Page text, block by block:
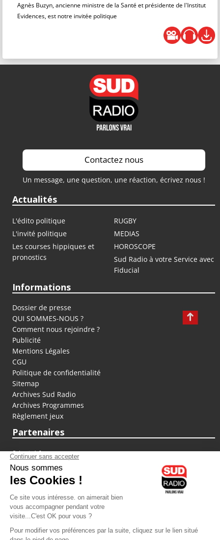
Agnès Buzyn, ancienne ministre de la Santé et présidente de l'Institut
Evidences, est notre invitée politique
Contactez nous
Un message, une question, une réaction, écrivez nous !
Actualités
L'édito politique
RUGBY
L'invité politique
MEDIAS
Les courses hippiques et
pronostics
HOROSCOPE
Sud Radio à votre Service avec
Fiducial
Informations
Dossier de presse
QUI SOMMES-NOUS ?
Comment nous rejoindre ?
Publicité
Mentions Légales
CGU
Politique de confidentialité
Sitemap
Archives Sud Radio
Archives Programmes
Règlement jeux
Partenaires
fiducial.fr
lyoncapitale.fr
olympique-et-lyonnais.com
L'application Iphone / Android
Téléchargez l'application